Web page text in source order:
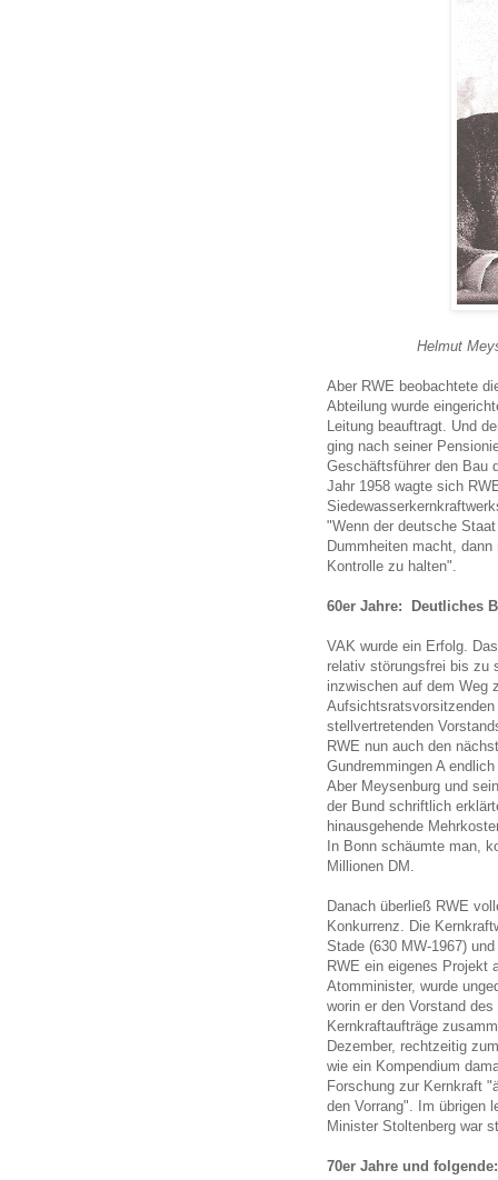
Helmut
Aber RWE beobachtete
Abteilung wurde
Leitung beauftragt. Und
ging nach seiner
Geschäftsführer den Bau
Jahr 1958 wagte sich
"Wenn der deutsche
Dummheiten macht,
Kontrolle zu halten".
60er Jahre: Deutliches
VAK wurde ein Erfolg.
relativ störungsfrei bis zu
inzwischen auf dem Weg
stellvertretenden
RWE nun auch den
Gundremmingen A
Aber Meysenburg und
der Bund schriftlich
hinausgehende
In Bonn schäumte man,
Millionen DM.
Danach überließ RWE
Konkurrenz. Die
Stade (630 MW-1967)
RWE ein eigenes Projekt
Atomminister, wurde
worin er den Vorstand
Kernkraftaufträge
Dezember, rechtzeitig
wie ein Kompendium
Forschung zur Kernkraft
den Vorrang". Im übrigen
Minister Stoltenberg war
70er Jahre und